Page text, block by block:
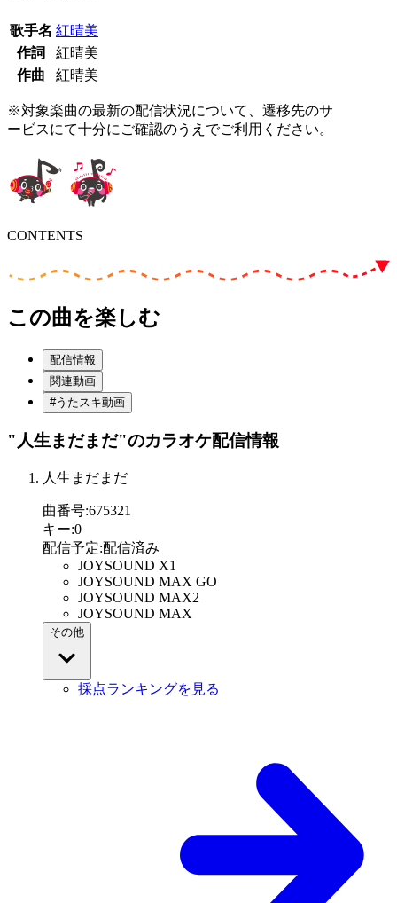
歌手名 紅晴美
作詞
紅晴美
作曲
紅晴美
※対象楽曲の最新の配信状況について、遷移先のサ
ービスにて十分にご確認のうえでご利用ください。
CONTENTS
この曲を楽しむ
配信情報
関連動画
#うたスキ動画
"人生まだまだ"のカラオケ配信情報
人生まだまだ
曲番号:675321
キー:0
配信予定:配信済み
JOYSOUND X1
JOYSOUND MAX GO
JOYSOUND MAX2
JOYSOUND MAX
その他
採点ランキングを見る